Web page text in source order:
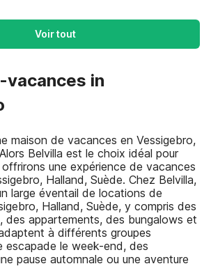
Voir tout
in
maison de vacances en Vessigebro,
Belvilla est le choix idéal pour
une expérience de vacances
Halland, Suède. Chez Belvilla,
large éventail de locations de
Halland, Suède, y compris des
des appartements, des bungalows et
à différents groupes
escapade le week-end, des
pause automnale ou une aventure